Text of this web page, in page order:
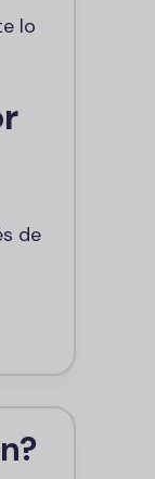
lo
de